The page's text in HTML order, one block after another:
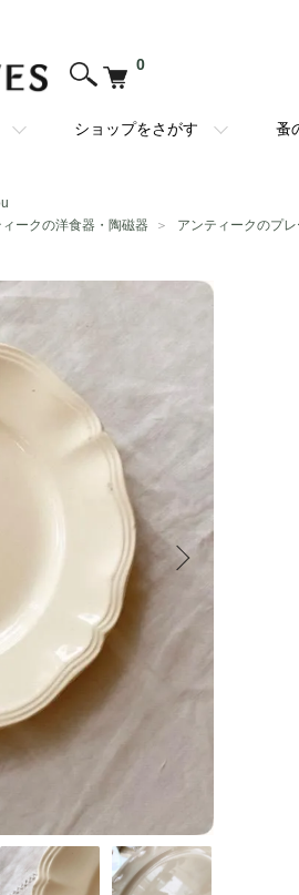
0
ショップをさがす 蚤
ィークの洋食器・陶磁器 ＞ アンティークのプレ